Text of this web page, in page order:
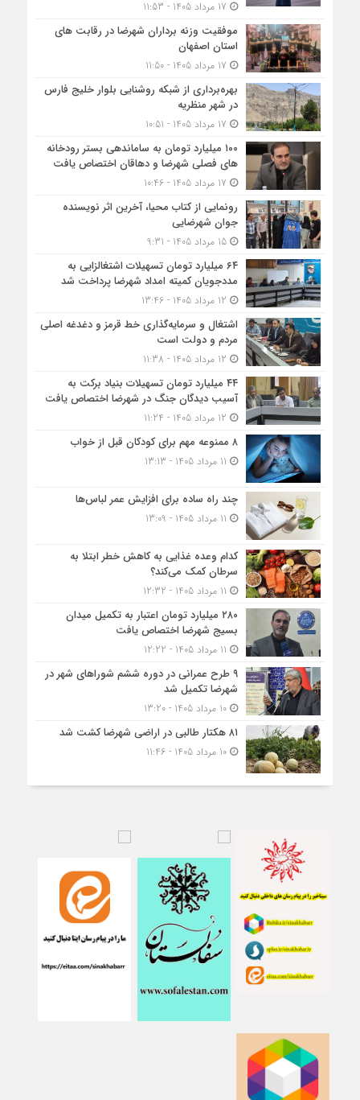
موفقیت وزنه برداران شهرضا در رقابت های
استان اصفهان
بهره‌برداری از شبکه روشنایی بلوار خلیج فارس
در شهر منظریه
۱۰۰ میلیارد تومان به ساماندهی بستر رودخانه
های فصلی شهرضا و دهاقان اختصاص یافت
رونمایی از کتاب محیا، آخرین اثر نویسنده
جوان شهرضایی
15 مرداد 1405 - 9:31
۶۴ میلیارد تومان تسهیلات اشتغالزایی به
مددجویان کمیته امداد شهرضا پرداخت شد
اشتغال و سرمایه‌گذاری خط قرمز و دغدغه اصلی
مردم و دولت است
۴۴ میلیارد تومان تسهیلات بنیاد برکت به
آسیب دیدگان جنگ در شهرضا اختصاص یافت
۸ ممنوعه مهم برای کودکان قبل از خواب
چند راه ساده برای افزایش عمر لباس‌ها
کدام وعده غذایی به کاهش خطر ابتلا به
سرطان کمک می‌کند؟
۲۸۰ میلیارد تومان اعتبار به تکمیل میدان
بسیج شهرضا اختصاص یافت
۹ طرح عمرانی در دوره ششم شوراهای شهر در
شهرضا تکمیل شد
10 مرداد 1405 - 13:20
۸۱ هکتار طالبی در اراضی شهرضا کشت شد
10 مرداد 1405 - 11:46